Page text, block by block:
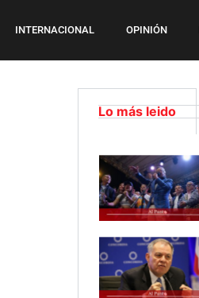
INTERNACIONAL OPINIÓN
Lo más leido